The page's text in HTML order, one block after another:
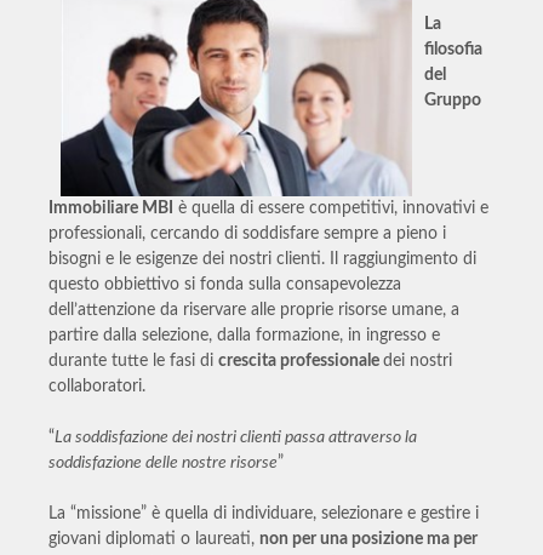
La
filosofia
del
Gruppo
Immobiliare MBI è quella di essere competitivi, innovativi e
professionali, cercando di soddisfare sempre a pieno i
bisogni e le esigenze dei nostri clienti. Il raggiungimento di
questo obbiettivo si fonda sulla consapevolezza
dell’attenzione da riservare alle proprie risorse umane, a
partire dalla selezione, dalla formazione, in ingresso e
durante tutte le fasi di crescita professionale dei nostri
collaboratori.
“La soddisfazione dei nostri clienti passa attraverso la
soddisfazione delle nostre risorse”
La “missione” è quella di individuare, selezionare e gestire i
giovani diplomati o laureati, non per una posizione ma per